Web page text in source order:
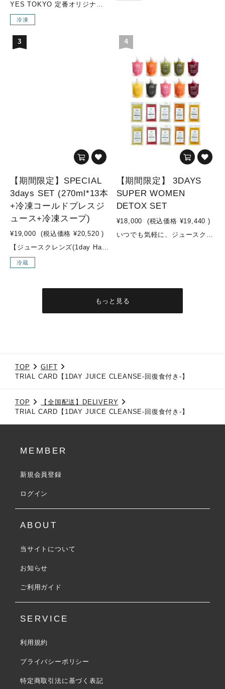
YES TOKYO 定番オリジナルコールドプレスジュースに加え、季節限定メニューの『Attractive woman』『Brand New Day』を加えた【期間限定 7種類×3SET】【YES TOKYO オリジナルコールドプレスジュースとは...？】水・着色料・保存料などの添加物を一切使用せず、野菜・果物のみをコールドプレス製法でお搾りしたオリジナルジュースを、ご自宅でも気軽にお召し上がり頂けるように、冷凍してお届けします。【コールドプレス製法とは...？】コールドプレスとは熱を加えずに抽出する低音圧搾製法のことです。 そして、不溶性の食物繊維は除かれる為、胃腸への負担が少なく、吸収率も高まり栄養補給に優れています。様々なお野菜やフルーツを一度に効率よく摂取でき、お野菜不足の方はもちろん、お食事の代わりに置き換えるジュースクレンズ用として、お子様用ジュースとしてもオススメです。普段のお食事ではなかなか摂取しにくい栄養素も、YES TOKYOオリジナルコールドプレスジュースで取り入れ、食生活の見直しや健康や美容のサポートに繋げていきましょう！ こんな方にオススメ！・野菜不足の方・腸内環境改善・2DAYSクレンズを行いたい方 素材・成分■Brand New Day(SEASONAL)・リンゴ/パイナップル/小松菜/レモン/チャコール(竹炭)■Attractive woman(SEASONAL)・リンゴ/紫キャベツ/キャベツ/レモン■ZESTY・リンゴ/パイナップル/ショウガ■SUNRISE GLOW・ニンジン/パイナップル/ショウガ/グレープフルーツ■LUSH LIFE・小松菜/リンゴ/レモン■SUBLIME GREEN・ケール/パイナップル/オレンジ/キュウリ/レモン■LIQUID BEET・ビーツ/リンゴ/ショウガ/レモン内容量・オリジナルコールドプレスジュース：200ml×21pc※各種3pcずつ
冷凍
3
【期間限定】SPECIAL
3days SET (270ml*13本
+冷凍コールドプレスジ
ュース+冷凍スープ)
¥19,000 (税込価格 ¥20,520 )
【ジュースクレンズ(1day Half)→回復食(1day Half)】までをスムーズに行える3日間セット回復食期間は何を食べて過ごしたら良いかわからない…ジュースクレンズ後から通常食に戻すまでの期間はどう過ごすべき？？と、お悩みの方はこちらのセットからスタートしてみませんか？！ジュースクレンズ後の、回復食期間をどう過ごすかはとても重要です。『YES TOKYO FROZEN COLDPRESSED JUICE』と『YES TOKYO ORIGINAL FROZEN SOUP』を使用し、ジュースクレンズの効果を最大限に引き出し、ジュースクレンズ後も穏やかにお過ごしいただけます。気軽に長期のジュースクレンズにチャレンジ可能なセットとなっておりますので是非お試し下さい！こんな方にオススメ！・ジュースクレンズ後が不安な方・長期間のジュースクレンズに挑戦したい方・ダイエット中で更なる成果を出したい方・暴飲暴食が続いて身体をスッキリさせたい方 セット内容【DAY 1】・PIXIE：リンゴ・パイナップ ・レモン・ショウガ・ターメリック・365DAYS：ホウレン草・キャベツ・ブロッコリー・パセリ・リンゴ・レモン・SUNSET：ニンジン・ショウガ・オレンジ・レモン・ウコン・THE ROSE：ビーツ・ニンジン・キャベツ・ショウガ・オレンジ・レモン・SEA SIDE：ホウレン草・セロリ・ロメインレタス・オレンジ・グレープフルーツ・ショウガ・スピルリナ・REFRESHER：リンゴ・パイナップル・グレープフルーツ・レモン・ビーツ・ローズ・MARBLES：ビーツ・キュウリ・ゴボウ・ショウガ・パイナップル・グレープフルーツ・レモン・MOSS GREEN：ケール・ホウレン草・セロリ・キュウリ・レモン・ショウガ ・グレープフルーツ【DAY 2】・3AM：白菜・パイナップル・グレープフルーツ・キャベツ・キュウリ・ゴボウ・ショウガ・LIME：パイナップル・ライム・白菜・キャベツ・グレープフルーツ・レモン・チアシード・REFRESHER：リンゴ・パイナップル・グレープフルーツ・レモン・グレープフルーツ・ビーツ・ローズ・MARBLES：ビーツ・キュウリ・ゴボウ・ショウガ・パイナップル・グレープフルーツ・レモン・365DAYS：ホウレン草・キャベツ・ブロッコリー・パセリ・リンゴ・レモン・キヌアとヘンプオイルのスープ・トマトとキヌアのスープ【DAY 3】・ZESTY・SUNRISE GLOW・ビーツと枝豆の塩麹スープ・キヌアとヘンプオイルのスープ・LUSH LIFE・キヌアとヘンプオイルのスープ・カボチャの味噌スープ・LIQUID BEETスープは冷凍スープでのお渡しとなります。冷凍コールドプレスジュースは冷凍でのお渡しとなります。※店頭受け取り、又はデリバリーでのお届けのみ対象となります。(デリバリー対応区域のみ)※種類の変更不可です。 内容量・コールドプレスジュース：270ml×12本・【冷凍】オリジナルコールドプレスジュース：200ml×4pc・【冷凍】オリジナルスープ：180g×6pc
冷蔵
4
【期間限定】 3DAYS
SUPER WOMEN
DETOX SET
¥18,000 (税込価格 ¥19,440 )
いつでも気軽に、ジュースクレンズにトライしてみませんか？健康維持の為に、必要な栄養素を摂取し、体内をデトックスしてあげましょう！こちらのセットは、ジュースクレンズ中は、オリジナルコールドプレスジュースを利用し、準備食や回復食では、オリジナルスープを活用したプログラムです。※準備食→ジュースクレンズ→回復食(合計：3DAYS)が可能な、女性におすすめの、ダイエット・デトックス効果に特化した内容のセットYES TOKYOでは、準備食・回復食期間に何を摂取して過ごして頂くかがとても重要と推進しており、効果にも大きく影響します。ジュースクレンズを検討中の方で、準備食・回復食期間中のお食事に関するお悩みが多いかと思いますが、こちらのセットで全てが解決！！そして、YES TOKYOオリジナルスープは、添加物不使用・動物性食品不使用でVEGAN対応のスープとなっており、スーパーフードを使用した栄養価が高く低カロリーなスープです。ジュースクレンズ後も身体の内側から温め、デトックス効果を高めてくれますので、安心してチャレンジして頂けます。3DAYS FASTING やり方準備食(1day)：オリジナルスープ5pcジュースクレンズ(1day)：オリジナルコールドプレスジュース10pc回復食(1day)：オリジナルスープ5pcオススメの飲む順番(オリジナルコールドプレスジュース)①Attractive woman②SUBLIME GREEN③LIQUID BEET④Brand New Day⑤LUSH LIFE⑥ZESTY⑦SUBLIME GREEN⑧LUSH LIFE⑨Attractive woman⑩LIQUID BEET※オリジナルスープはお好きな順番でお飲みください参考動画はこちらからチェック！▼【冷凍スープ・冷凍コールドプレスジュースでファスティング！】https://www.youtube.com/watch?v=4gthQIfA5O0【YES TOKYO オリジナルコールドプレスジュースとは...？】水・着色料・保存料などの添加物を一切使用せず、野菜・果物のみをコールドプレス製法でお搾りしたオリジナルジュースを、ご自宅でも気軽にお召し上がり頂けるように、冷凍してお届けします。【コールドプレス製法とは...？】コールドプレスとは熱を加えずに抽出する低温圧搾製法のことです。 そして、不溶性の食物繊維は除かれる為、胃腸への負担が少なく、吸収率も高まり栄養補給に優れています。様々なお野菜やフルーツを一度に効率よく摂取でき、お野菜不足の方はもちろん、お食事の代わりに置き換えるジュースクレンズ用として、お子様用ジュースとしてもオススメです。普段のお食事ではなかなか摂取しにくい栄養素も、YES TOKYOオリジナルコールドプレスジュースで取り入れ、食生活の見直しや健康や美容のサポートに繋げていきましょう！ こんな方にオススメ！・腸内環境を整えたい方・美肌づくり・ダイエットしたい方 セット内容◇オリジナルコールドプレスジュース◇■ZESTY(1pc)・リンゴ/パイナップル/ショウガ■LIQUID BEET(2pc)・ビーツ/リンゴ/ショウガ/レモン■LUSH LIFE(2pc)・リンゴ/小松菜/レモン■SUBLIME GREEN(2pc)・ケール/パイナップル/オレンジ/キュウリ/レモン■Brand New Day(1pc)・リンゴ/パイナップル/小松菜/レモン/チャコール(竹炭)■Attractive woman(2pc)・リンゴ/紫キャベツ/キャベツ/レモン◇オリジナルスープ◇■BEETS & EDAMAME SOUP -ビーツと枝豆の塩麹スープ-(2pc)・ビーツ/玉ねぎ/枝豆/塩麹/野菜スープ/(一部に大豆を含む)■QUINOA & HEMP OIL SOUP - キヌアとヘンプオイルのスープ -(2pc)・玉ねぎ/キヌア/ニンニク/ヘンプオイル/塩麹/野菜スープ■TOMATO & QUINOA SOUP - トマトとキヌアのスープ -(2pc)・ホールトマト/玉ねぎ/人参/キャベツ/マッシュルーム/キヌア/オリーブオイル/にんにく/ローリエ/塩麹■PUMPKIN & MISO SOUP - カボチャの味噌スープ -(2pc)・玉ねぎ/カボチャ/味噌/野菜スープ/(一部に大豆を含む)■MUSHROOM SOUP - マッシュルームのスープ -(2pc)・豆乳/玉ねぎ/マッシュルーム/オリーブオイル/ニンニク/食塩/胡椒(一部に大豆を含む) 内容量・オリジナルコールドプレスジュース：200ml×10pc・オリジナルスープ：180g×10pc
もっと見る
TOP
GIFT
TRIAL CARD【1DAY JUICE CLEANSE-回復食付き-】
TOP
【全国配送】DELIVERY
TRIAL CARD【1DAY JUICE CLEANSE-回復食付き-】
MEMBER
新規会員登録
ログイン
ABOUT
当サイトについて
お知らせ
ご利用ガイド
SERVICE
利用規約
プライバシーポリシー
特定商取引法に基づく表記